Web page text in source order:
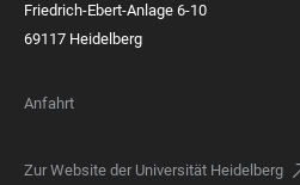
Friedrich-Ebert-Anlage 6-10
69117 Heidelberg
Anfahrt
Zur Website der Universität Heidelberg